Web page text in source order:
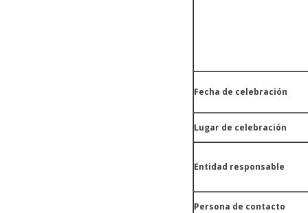
Fecha de celebración
Lugar de celebración
Entidad responsable
Persona de contacto